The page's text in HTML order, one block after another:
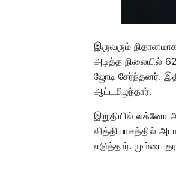
இருவரும்
அடித்த நிலையில்
ஜோடி சேர்ந்தனர்.
ஆட்டமிழந்தார்.
இறுதியில் லக்னோ
வித்தியாசத்தில்
எடுத்தார். மும்பை